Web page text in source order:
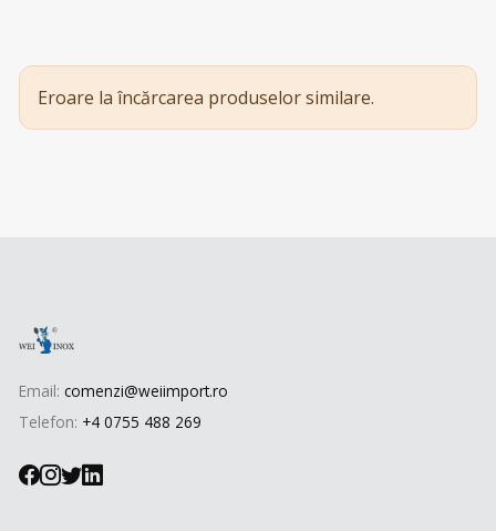
Eroare la încărcarea produselor similare.
Email: comenzi@weiimport.ro
Telefon: +4 0755 488 269